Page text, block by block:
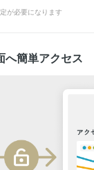
が必要になります
へ簡単アクセス